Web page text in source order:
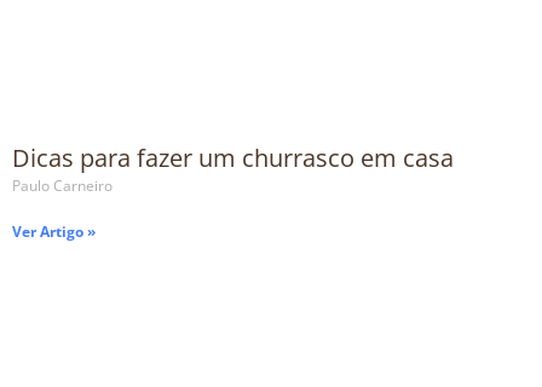
Dicas para fazer um churrasco em casa
Paulo Carneiro
Ver Artigo »